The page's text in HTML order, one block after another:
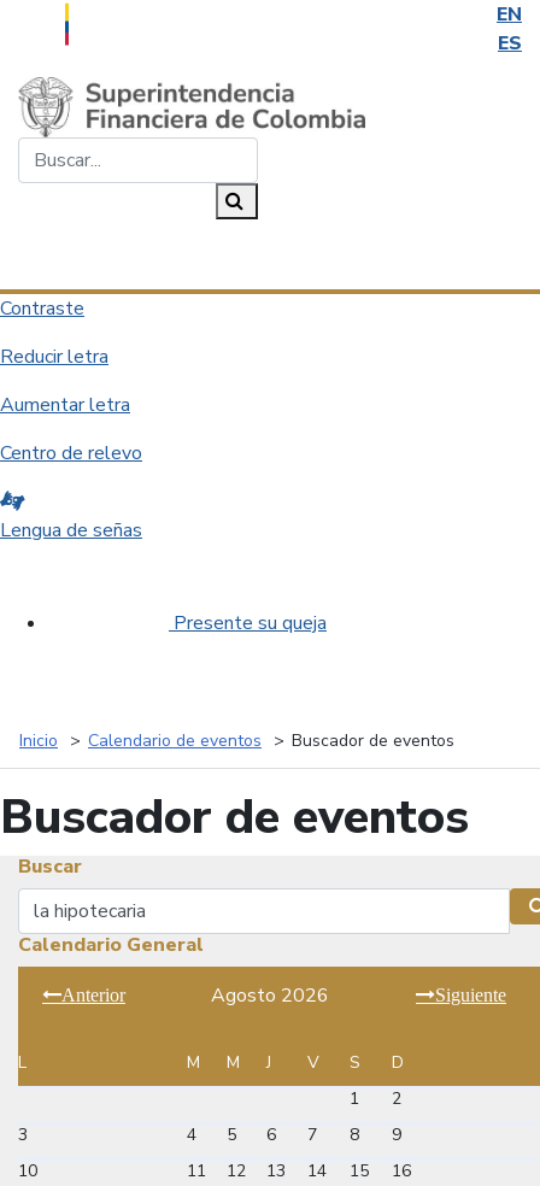
EN
ES
Saltar al contenido principal
Contraste
Reducir letra
Aumentar letra
Centro de relevo
Lengua de señas
Presente su queja
Inicio Calendario de eventos Buscador de eventos
Buscador de eventos
Buscar
Buscar
Calendario General
Anterior Agosto 2026 Siguiente
L M M J V S
D
1
2
3
4 5 6 7 8
9
10
11 12 13 14 15
16